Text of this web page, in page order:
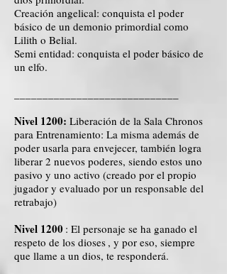
Creación angelical: conquista el poder
básico de un demonio primordial como
Lilith o Belial.
Semi entidad: conquista el poder básico de
un elfo.
Nivel 1200: Liberación de la Sala Chronos
para Entrenamiento: La misma además de
poder usarla para envejecer, también logra
liberar 2 nuevos poderes, siendo estos uno
pasivo y uno activo (creado por el propio
jugador y evaluado por un responsable del
retrabajo)
Nivel 1200 : El personaje se ha ganado el
respeto de los dioses , y por eso, siempre
que llame a un dios, te responderá.